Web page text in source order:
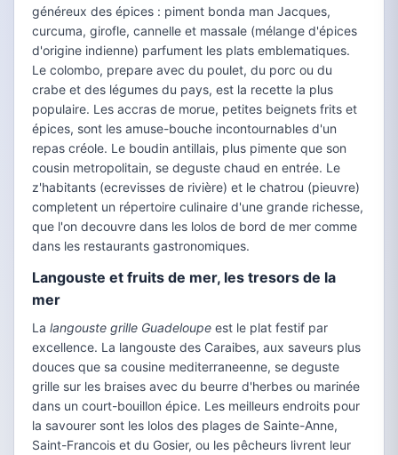
généreux des épices : piment bonda man Jacques,
curcuma, girofle, cannelle et massale (mélange d'épices
d'origine indienne) parfument les plats emblematiques.
Le colombo, prepare avec du poulet, du porc ou du
crabe et des légumes du pays, est la recette la plus
populaire. Les accras de morue, petites beignets frits et
épices, sont les amuse-bouche incontournables d'un
repas créole. Le boudin antillais, plus pimente que son
cousin metropolitain, se deguste chaud en entrée. Le
z'habitants (ecrevisses de rivière) et le chatrou (pieuvre)
completent un répertoire culinaire d'une grande richesse,
que l'on decouvre dans les lolos de bord de mer comme
dans les restaurants gastronomiques.
Langouste et fruits de mer, les tresors de la
mer
La langouste grille Guadeloupe est le plat festif par
excellence. La langouste des Caraibes, aux saveurs plus
douces que sa cousine mediterraneenne, se deguste
grille sur les braises avec du beurre d'herbes ou marinée
dans un court-bouillon épice. Les meilleurs endroits pour
la savourer sont les lolos des plages de Sainte-Anne,
Saint-Francois et du Gosier, ou les pêcheurs livrent leur